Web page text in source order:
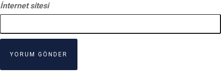
İnternet sitesi